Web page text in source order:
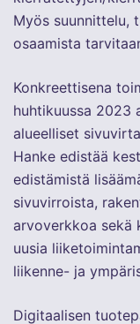
Myös suunnittelu,
osaamista
Konkreettisena
huhtikuussa 2023
alueelliset
Hanke edistää
edistämistä
sivuvirroista,
arvoverkkoa sekä
uusia
liikenne- ja
Digitaalisen